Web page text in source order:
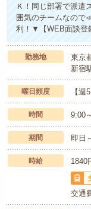
Ｋ！同じ部署で派
囲気のチームなの
利！▼【WEB面談登
勤務地
東京
新宿
曜日頻度 【
時間 9:00
期間 即日
時給
交通